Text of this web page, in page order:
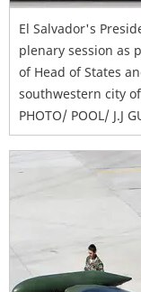
El Salvador's
plenary session as
of Head of States
southwestern city
PHOTO/ POOL/ J.J